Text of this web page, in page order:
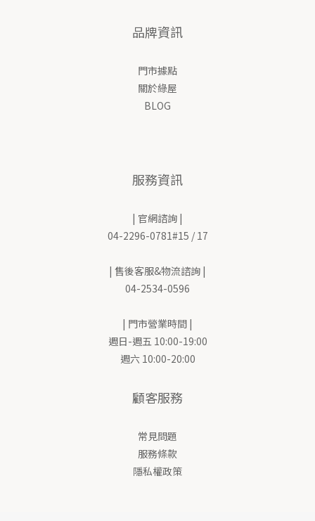
品牌資訊
門市據點
關於綠屋
BLOG
服務資訊
| 官網諮詢 |
04-2296-0781#15 / 17
| 售後客服&物流諮詢 |
04-2534-0596
| 門市營業時間 |
週日-週五 10:00-19:00
週六 10:00-20:00
顧客服務
常見問題
服務條款
隱私權政策